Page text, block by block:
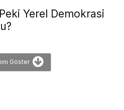
Yerel Demokrasi
Göster